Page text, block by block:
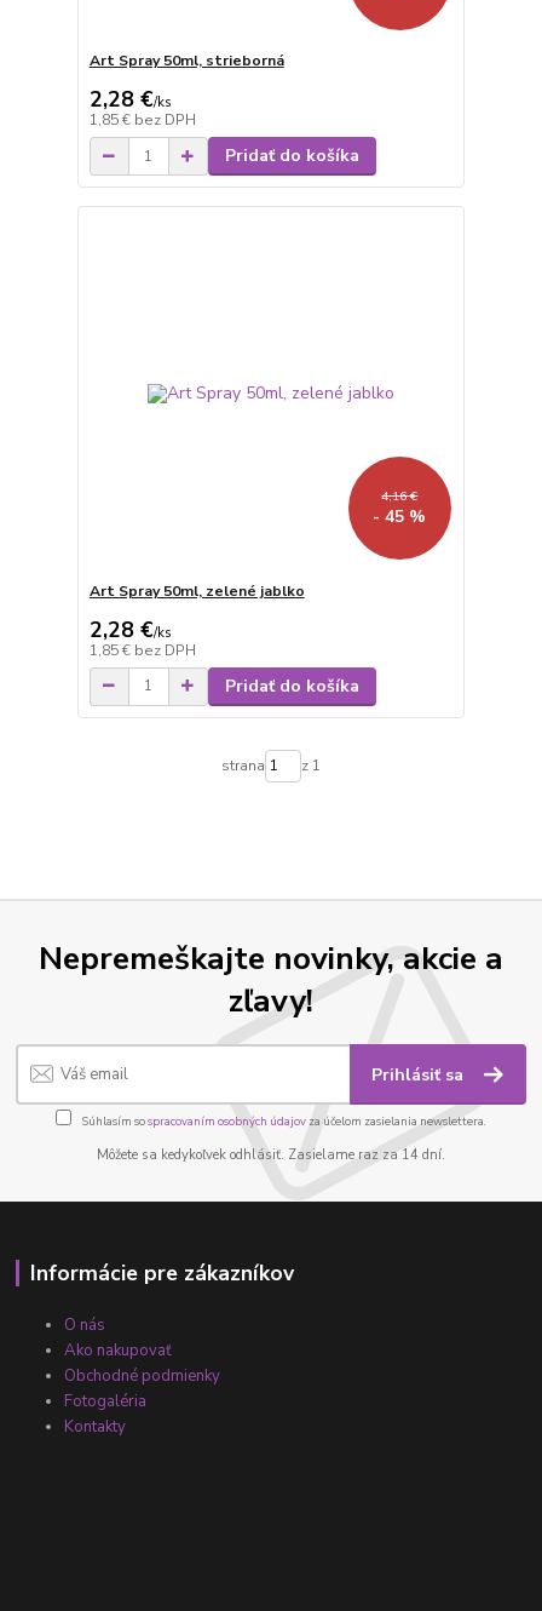
Art Spray 50ml, strieborná
2,28 €/ks
1,85 € bez DPH
Pridať do košíka
4,16 €
- 45 %
Art Spray 50ml, zelené jablko
2,28 €/ks
1,85 € bez DPH
Pridať do košíka
strana z 1
Nepremeškajte novinky, akcie a
zľavy!
Prihlásiť sa
Súhlasím sospracovaním osobných údajov za účelom zasielania newslettera.
Môžete sa kedykoľvek odhlásiť. Zasielame raz za 14 dní.
Informácie pre zákazníkov
O nás
Ako nakupovať
Obchodné podmienky
Fotogaléria
Kontakty